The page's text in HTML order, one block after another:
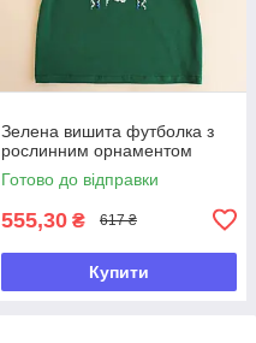
Зелена вишита футболка з
рослинним орнаментом
Готово до відправки
555,30 ₴ 617 ₴
Купити